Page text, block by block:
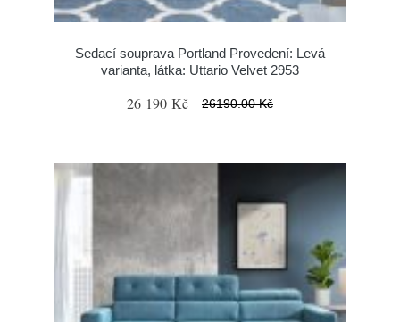
Sedací souprava Portland Provedení: Levá
varianta, látka: Uttario Velvet 2953
26 190 Kč 26190.00 Kč